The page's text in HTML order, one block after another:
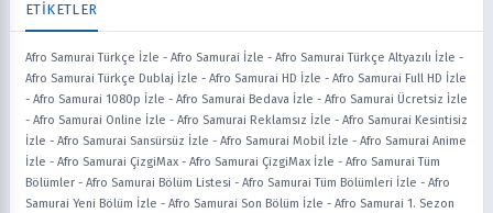
ETİKETLER
Afro Samurai Türkçe İzle - Afro Samurai İzle - Afro Samurai Türkçe Altyazılı İzle -
Afro Samurai Türkçe Dublaj İzle - Afro Samurai HD İzle - Afro Samurai Full HD İzle
- Afro Samurai 1080p İzle - Afro Samurai Bedava İzle - Afro Samurai Ücretsiz İzle
- Afro Samurai Online İzle - Afro Samurai Reklamsız İzle - Afro Samurai Kesintisiz
İzle - Afro Samurai Sansürsüz İzle - Afro Samurai Mobil İzle - Afro Samurai Anime
İzle - Afro Samurai ÇizgiMax - Afro Samurai ÇizgiMax İzle - Afro Samurai Tüm
Bölümler - Afro Samurai Bölüm Listesi - Afro Samurai Tüm Bölümleri İzle - Afro
Samurai Yeni Bölüm İzle - Afro Samurai Son Bölüm İzle - Afro Samurai 1. Sezon